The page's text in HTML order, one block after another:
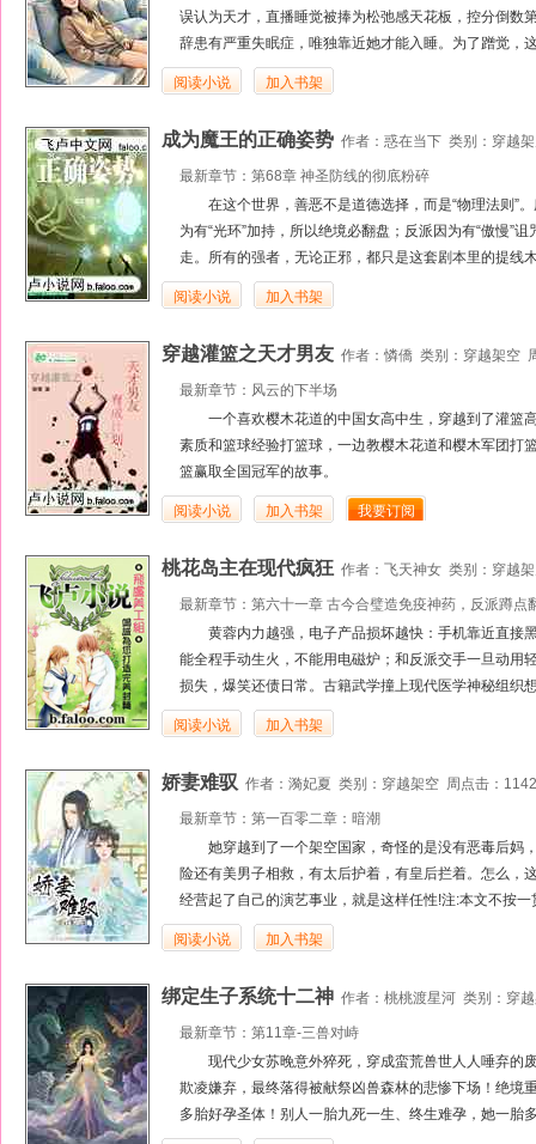
误认为天才，直播睡觉被捧为松弛感天花板，控分倒数
辞患有严重失眠症，唯独靠近她才能入睡。为了蹭觉，
阅读小说 加入书架
成为魔王的正确姿势 作者： 惑在当下 类别： 穿越
最新章节： 第68章 神圣防线的彻底粉碎
在这个世界，善恶不是道德选择，而是“物理法则”
为有“光环”加持，所以绝境必翻盘；反派因为有“傲慢”
走。所有的强者，无论正邪，都只是这套剧本里的提线
阅读小说 加入书架
穿越灌篮之天才男友 作者： 憐僑 类别： 穿越架空
最新章节： 风云的下半场
一个喜欢樱木花道的中国女高中生，穿越到了灌篮
素质和篮球经验打篮球，一边教樱木花道和樱木军团打
篮赢取全国冠军的故事。
阅读小说 加入书架 我要订阅
桃花岛主在现代疯狂 作者： 飞天神女 类别： 穿越
最新章节： 第六十一章 古今合璧造免疫神药，反派蹲点
黄蓉内力越强，电子产品损坏越快：手机靠近直接
能全程手动生火，不能用电磁炉；和反派交手一旦动用
损失，爆笑还债日常。古籍武学撞上现代医学神秘组织
阅读小说 加入书架
娇妻难驭 作者： 漪妃夏 类别： 穿越架空 周点击：
最新章节： 第一百零二章：暗潮
她穿越到了一个架空国家，奇怪的是没有恶毒后妈
险还有美男子相救，有太后护着，有皇后拦着。怎么，
经营起了自己的演艺事业，就是这样任性!注:本文不按
阅读小说 加入书架
绑定生子系统十二神 作者： 桃桃渡星河 类别： 穿
最新章节： 第11章-三兽对峙
现代少女苏晚意外猝死，穿成蛮荒兽世人人唾弃的
欺凌嫌弃，最终落得被献祭凶兽森林的悲惨下场！绝境
多胎好孕圣体！别人一胎九死一生、终生难孕，她一胎